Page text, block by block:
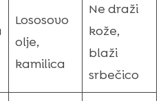
Lososovo
olje,
kamilica
Ne draži
kože,
blaži
srbečico